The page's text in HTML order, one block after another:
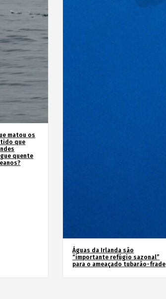
matou os
que
quente
Águas da Irlanda são
“importante refúgio sazonal”
para o ameaçado tubarão-frade